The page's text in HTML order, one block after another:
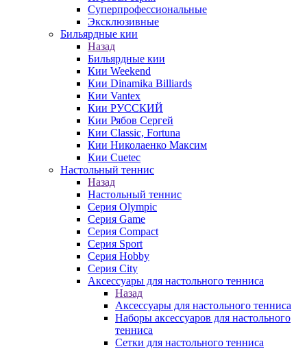
Суперпрофессиональные
Эксклюзивные
Бильярдные кии
Назад
Бильярдные кии
Кии Weekend
Кии Dinamika Billiards
Кии Vantex
Кии РУССКИЙ
Кии Рябов Сергей
Кии Classic, Fortuna
Кии Николаенко Максим
Кии Cuetec
Настольный теннис
Назад
Настольный теннис
Серия Olympic
Серия Game
Серия Compact
Серия Sport
Серия Hobby
Серия City
Аксессуары для настольного тенниса
Назад
Аксессуары для настольного тенниса
Наборы аксессуаров для настольного
тенниса
Сетки для настольного тенниса